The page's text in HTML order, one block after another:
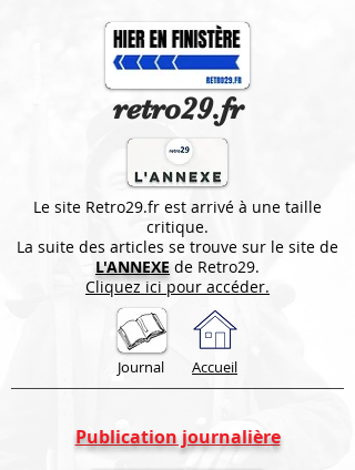
retro29.fr
Le site Retro29.fr est arrivé à une taille
critique.
La suite des articles se trouve sur le site de
L'ANNEXE de Retro29.
Cliquez ici pour accéder.
Journal Accueil
Publication journalière